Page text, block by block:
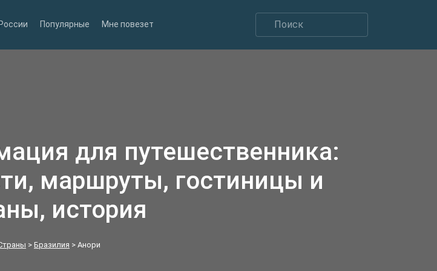
Популярные Мне повезет
для путешественника:
маршруты, гостиницы и
история
> Бразилия > Анори